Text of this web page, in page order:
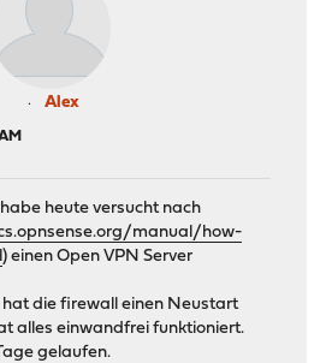
Alex
heute versucht nach
manual/how-
) einen Open VPN Server
die firewall einen Neustart
alles einwandfrei funktioniert.
gelaufen.